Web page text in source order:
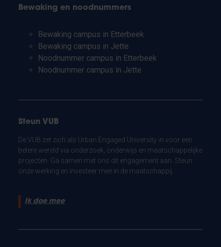
Bewaking en noodnummers
Bewaking campus in Etterbeek
Bewaking campus in Jette
Noodnummer campus in Etterbeek
Noodnummer campus in Jette
Steun VUB
De VUB zet zich als Urban Engaged University in voor een
betere wereld via onderzoek, onderwijs en maatschappelijke
projecten. Ga samen met ons dit engagement aan. Steun
onze werking en investeer mee in de maatschappij.
Ik doe mee